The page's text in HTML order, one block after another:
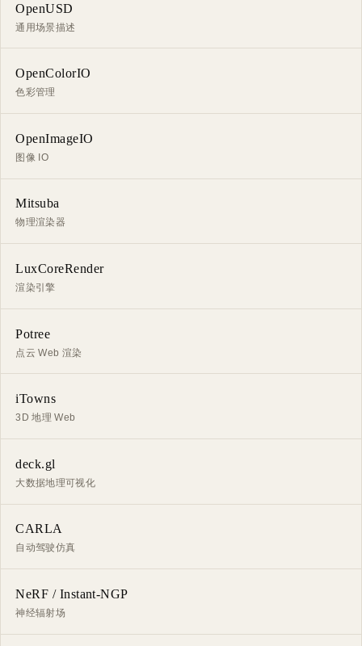
OpenUSD
通用场景描述
OpenColorIO
色彩管理
OpenImageIO
图像 IO
Mitsuba
物理渲染器
LuxCoreRender
渲染引擎
Potree
点云 Web 渲染
iTowns
3D 地理 Web
deck.gl
大数据地理可视化
CARLA
自动驾驶仿真
NeRF / Instant-NGP
神经辐射场